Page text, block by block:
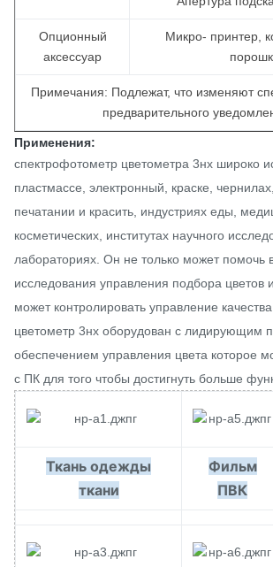
Опционный
аксессуар
Микро- принтер,
Примечания: Подлежат, что изменяют
предварительного
Применения:
спектрофотометр цветометра 3нх широко
пластмассе, электронный, краске,
печатании и красить, индустриях еды,
косметических, институтах научного
лабораториях. Он не только может помочь
исследования управления подбора цветов
может контролировать управление
цветометр 3нх оборудован с лидирующим
обеспечением управления цвета которое
с ПК для того чтобы достигнуть больше
Ткань одежды
ткани
Фильм
ПВК